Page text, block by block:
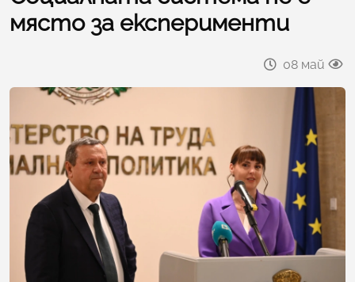
място за експерименти
08 май